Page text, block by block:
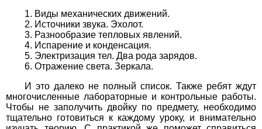
Виды механических движений.
Источники звука. Эхолот.
Разнообразие тепловых явлений.
Испарение и конденсация.
Электризация тел. Два рода зарядов.
Отражение света. Зеркала.
И это далеко не полный список. Также ребят ждут
многочисленные лабораторные и контрольные работы.
Чтобы не заполучить двойку по предмету, необходимо
тщательно готовиться к каждому уроку, и внимательно